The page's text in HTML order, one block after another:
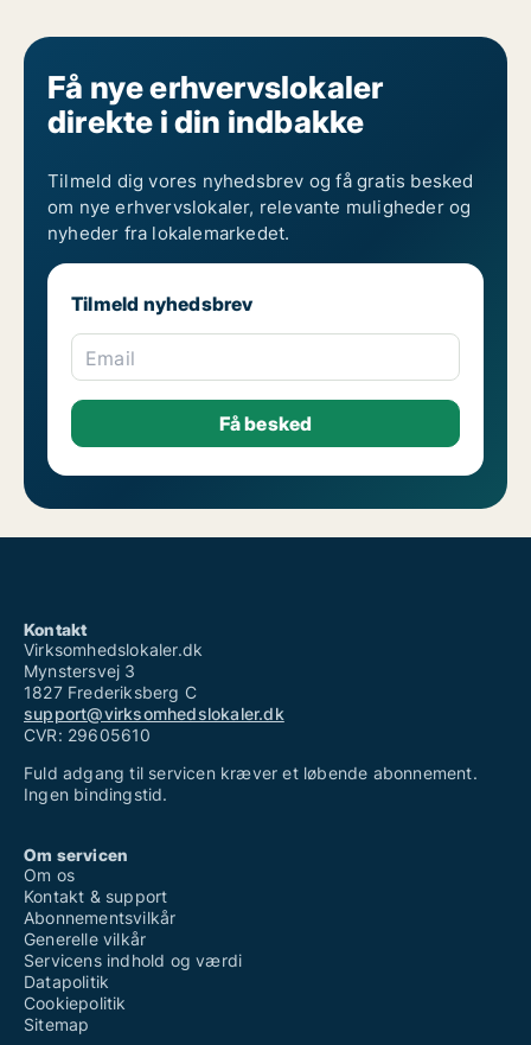
Kliniklokaler til leje i Esbjerg Ø
Få nye erhvervslokaler
direkte i din indbakke
Tilmeld dig vores nyhedsbrev og få gratis besked
om nye erhvervslokaler, relevante muligheder og
nyheder fra lokalemarkedet.
Tilmeld nyhedsbrev
Email
Kontakt
Virksomhedslokaler.dk
Mynstersvej 3
1827 Frederiksberg C
support@virksomhedslokaler.dk
CVR: 29605610
Fuld adgang til servicen kræver et løbende abonnement.
Ingen bindingstid.
Om servicen
Om os
Kontakt & support
Abonnementsvilkår
Generelle vilkår
Servicens indhold og værdi
Datapolitik
Cookiepolitik
Sitemap